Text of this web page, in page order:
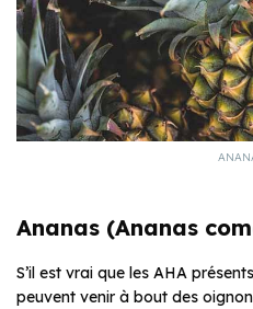
Ananas (Ananas
S’il est vrai que les AHA
peuvent venir à bout des